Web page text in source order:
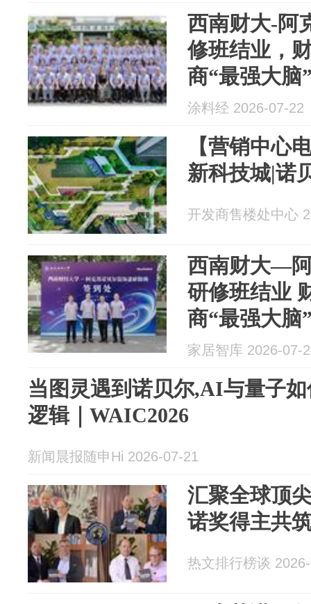
西南财大-阿
修班结业，
商“最强大脑
涂料经 2026-07-22
【营销中心
新科技城|诺
开发商售楼处中心
西南财大—
研修班结业
商“最强大脑
家居智库 2026-07-
当图灵遇到诺贝尔,AI与量子
逻辑｜WAIC2026
新闻晨报随申Hi 2026-07-21
汇聚全球顶
诺奖得主共
热文排行榜谈